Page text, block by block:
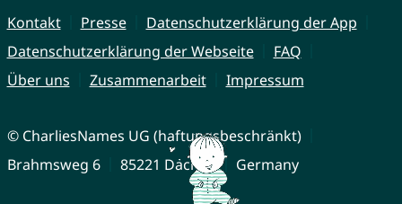
Kontakt Presse
Datenschutzerklärung der App
Datenschutzerklärung der Webseite
FAQ
Über uns
Zusammenarbeit Impressum
© CharliesNames UG (haftungsbeschränkt)
Brahmsweg 6
85221 Dachau Germany